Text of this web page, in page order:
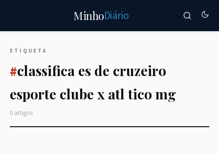
MinhoDiário
ETIQUETA
#classifica es de cruzeiro
esporte clube x atl tico mg
0 artigos